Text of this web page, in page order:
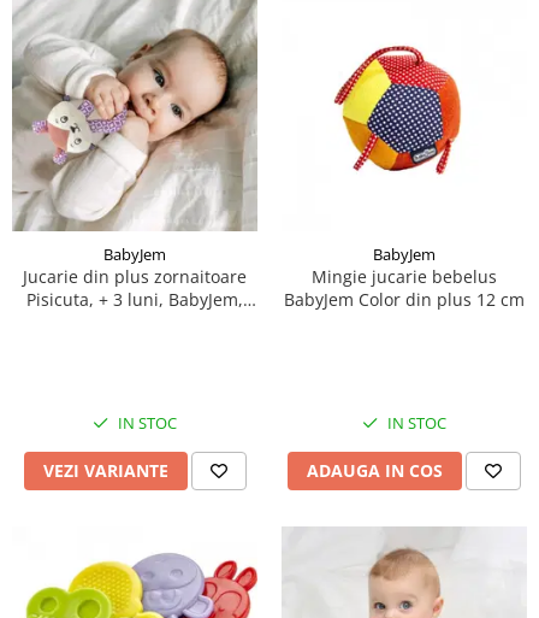
BabyJem
Jucarie din plus zornaitoare
Pisicuta, + 3 luni, BabyJem,
IN STOC
VEZI VARIANTE
BabyJem
Mingie jucarie bebelus
BabyJem Color din plus 12 cm
IN STOC
ADAUGA IN COS